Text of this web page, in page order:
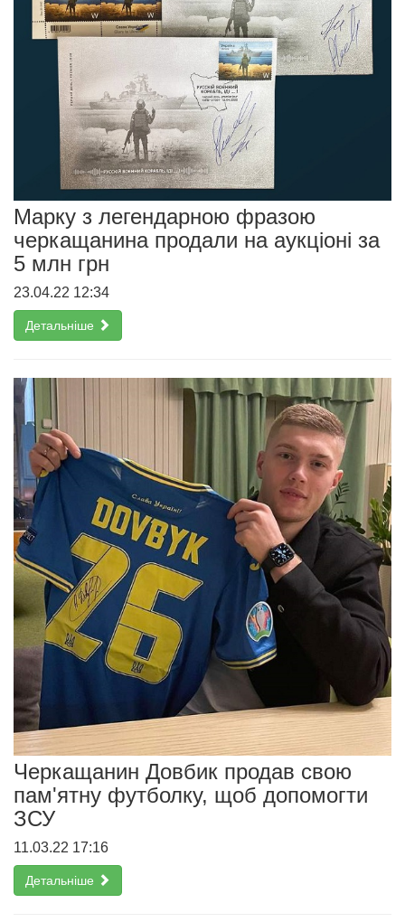
Марку з легендарною фразою
черкащанина продали на аукціоні за
5 млн грн
23.04.22 12:34
Детальніше
Черкащанин Довбик продав свою
пам'ятну футболку, щоб допомогти
ЗСУ
11.03.22 17:16
Детальніше